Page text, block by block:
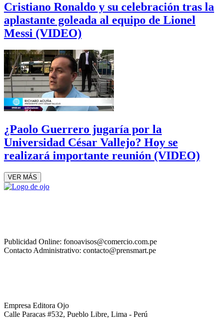
Cristiano Ronaldo y su celebración tras la
aplastante goleada al equipo de Lionel
Messi (VIDEO)
¿Paolo Guerrero jugaría por la
Universidad César Vallejo? Hoy se
realizará importante reunión (VIDEO)
VER MÁS
Publicidad Online: fonoavisos@comercio.com.pe
Contacto Administrativo: contacto@prensmart.pe
Empresa Editora Ojo
Calle Paracas #532, Pueblo Libre, Lima - Perú